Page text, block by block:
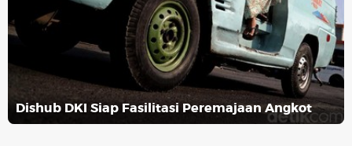
Dishub DKI Siap Fasilitasi Peremajaan Angkot